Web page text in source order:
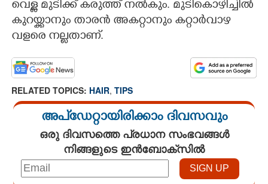
വെള്ള മുടിക്ക് കരുത്ത് നൽകും. മുടികൊഴിച്ചിൽ
കുറയ്ക്കാനും താരൻ അകറ്റാനും കറ്റാർവാഴ
വളരെ നല്ലതാണ്.
RELATED TOPICS: HAIR, TIPS
അപ്ഡേറ്റായിരിക്കാം ദിവസവും
ഒരു ദിവസത്തെ പ്രധാന സംഭവങ്ങൾ
നിങ്ങളുടെ ഇൻബോക്സിൽ